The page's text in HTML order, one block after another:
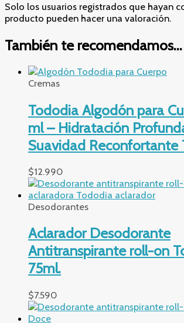
Solo los usuarios registrados que hayan
producto pueden hacer una valoración.
También te recomendamos…
Cremas
Tododia Algodón para
ml – Hidratación
Suavidad Reconfortante
$12.990
Desodorantes
Aclarador Desodorante
Antitranspirante roll-on
75ml.
$7.590